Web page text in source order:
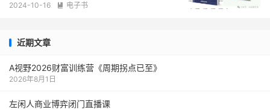
2024-10-16  电子书
近期文章
A视野2026财富训练营《周期拐点已至》
2026年8月1日
左闲人商业博弈闭门直播课